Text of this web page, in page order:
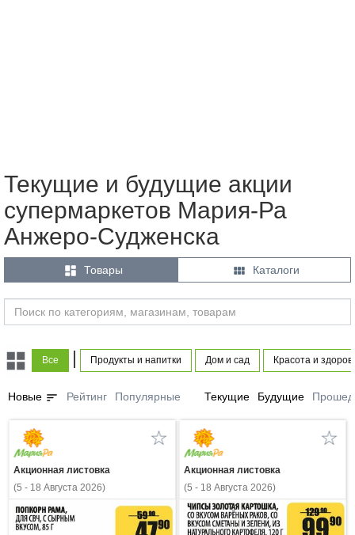
Текущие и будущие акции
супермаркетов Мария-Ра
Анжеро-Судженска
 Товары  Каталоги
Все Продукты и напитки Дом и сад Красота и
Новые sort Рейтинг Популярные Текущие Будущие
Акционная листовка
(5 - 18 Августа 2026)
Акционная листовка
(5 - 18 Августа 2026)